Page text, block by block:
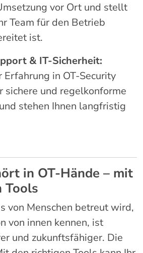
vor Ort und stellt
Team für den Betrieb
ist.
& IT-Sicherheit:
in OT-Security
sichere und regelkonforme
stehen Ihnen langfristig
in OT-Hände – mit
Tools
von Menschen betreut wird,
von innen kennen, ist
und zukunftsfähiger. Die